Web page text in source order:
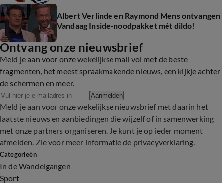
Albert Verlinde en Raymond Mens ontvangen
Vandaag Inside-noodpakket mét dildo!
Ontvang onze nieuwsbrief
Meld je aan voor onze wekelijkse mail vol met de beste
fragmenten, het meest spraakmakende nieuws, een kijkje achter
de schermen en meer.
Aanmelden
Meld je aan voor onze wekelijkse nieuwsbrief met daarin het
laatste nieuws en aanbiedingen die wijzelf of in samenwerking
met onze partners organiseren. Je kunt je op ieder moment
afmelden. Zie voor meer informatie de privacyverklaring.
Categorieën
In de Wandelgangen
Sport